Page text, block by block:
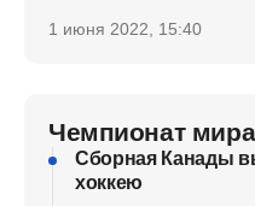
1 июня 2022, 15:40
Чемпионат
Сборная Канады
хоккею